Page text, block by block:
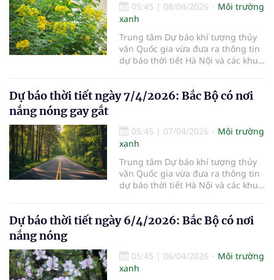
05:45 | 08/04/2026
Môi trường
xanh
Trung tâm Dự báo khí tượng thủy
văn Quốc gia vừa đưa ra thông tin
dự báo thời tiết Hà Nội và các khu
Dự báo thời tiết ngày 7/4/2026: Bắc Bộ có nơi
nắng nóng gay gắt
05:45 | 07/04/2026
Môi trường
xanh
Trung tâm Dự báo khí tượng thủy
văn Quốc gia vừa đưa ra thông tin
dự báo thời tiết Hà Nội và các khu
Dự báo thời tiết ngày 6/4/2026: Bắc Bộ có nơi
nắng nóng
05:45 | 06/04/2026
Môi trường
xanh